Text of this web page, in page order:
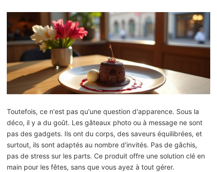
Toutefois, ce n'est pas qu'une question d'apparence. Sous la
déco, il y a du goût. Les gâteaux photo ou à message ne sont
pas des gadgets. Ils ont du corps, des saveurs équilibrées, et
surtout, ils sont adaptés au nombre d'invités. Pas de gâchis,
pas de stress sur les parts. Ce produit offre une solution clé en
main pour les fêtes, sans que vous ayez à tout gérer.